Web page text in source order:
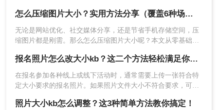
片来说是一个问题。很多社交媒体平台都有对照片文件大小的
限制，而这也导致了很多人在上传照片时遇到了困难。因此，
了解照片怎么压缩到10kb以内变得尤为重要。在本文中，我将
怎么压缩图片大小？实用方法分享（覆盖6种场景+参数优化+避坑技巧）！
无论是网站优化、社交媒体分享，还是节省手机存储空间，压
缩图片都是刚需。那么怎么压缩图片大小呢？本文从零基础小
衡画质与体积。
报名照片怎么改大小kb？这二个方法轻松满足你的需求！
在报名参加各种线上或线下活动时，通常需要上传一张符合特
定大小要求的报名照片。如果照片文件大小不符合要求，可能
kb呢？本文将为您介绍几种简单实用的方法。
照片大小kb怎么调整？这3种简单方法教你搞定！